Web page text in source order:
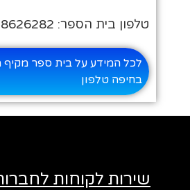
טלפון בית הספר: 04-8626282
לכל המידע על בית ספר מקיף
בחיפה טלפון
שירות לקוחות